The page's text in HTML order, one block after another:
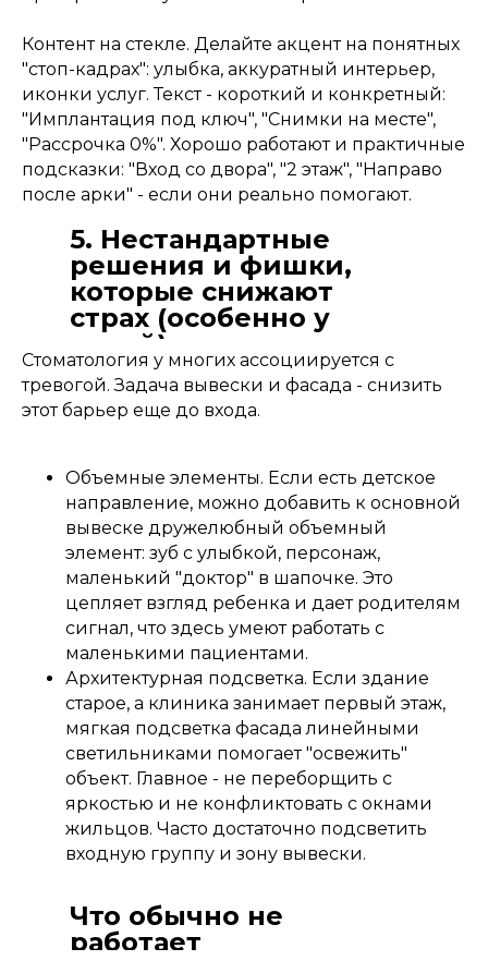
Контент на стекле. Делайте акцент на понятных
"стоп-кадрах": улыбка, аккуратный интерьер,
иконки услуг. Текст - короткий и конкретный:
"Имплантация под ключ", "Снимки на месте",
"Рассрочка 0%". Хорошо работают и практичные
подсказки: "Вход со двора", "2 этаж", "Направо
после арки" - если они реально помогают.
5. Нестандартные
решения и фишки,
которые снижают
страх (особенно у
детей)
Стоматология у многих ассоциируется с
тревогой. Задача вывески и фасада - снизить
этот барьер еще до входа.
Объемные элементы. Если есть детское
направление, можно добавить к основной
вывеске дружелюбный объемный
элемент: зуб с улыбкой, персонаж,
маленький "доктор" в шапочке. Это
цепляет взгляд ребенка и дает родителям
сигнал, что здесь умеют работать с
маленькими пациентами.
Архитектурная подсветка. Если здание
старое, а клиника занимает первый этаж,
мягкая подсветка фасада линейными
светильниками помогает "освежить"
объект. Главное - не переборщить с
яркостью и не конфликтовать с окнами
жильцов. Часто достаточно подсветить
входную группу и зону вывески.
Что обычно не
работает